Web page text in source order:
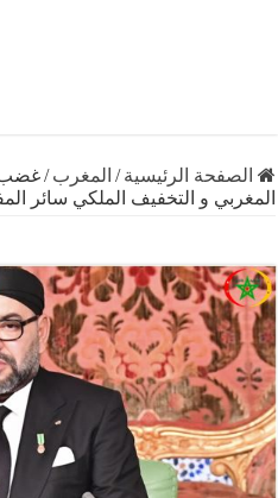
الرئيسية /المغرب/غضب
و التخفيف الملكي سائر